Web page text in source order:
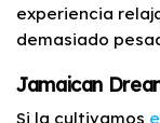
experiencia
demasiado
Jamaican
Si la cultivamos